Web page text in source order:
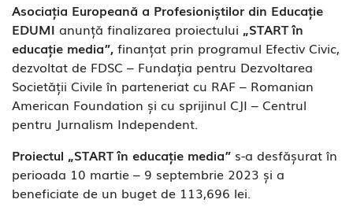
Asociația Europeană a Profesioniștilor din Educație
EDUMI anunță finalizarea proiectului „START în
educație media”, finanțat prin programul Efectiv Civic,
dezvoltat de FDSC – Fundația pentru Dezvoltarea
Societății Civile în parteneriat cu RAF – Romanian
American Foundation și cu sprijinul CJI – Centrul
pentru Jurnalism Independent.
Proiectul „START în educație media” s-a desfășurat în
perioada 10 martie – 9 septembrie 2023 și a
beneficiate de un buget de 113,696 lei.